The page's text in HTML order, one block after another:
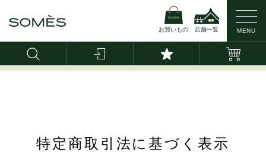
お買いもの 店舗一覧 MENU
LINE公式アカウント ｜アンケート回答で【ネ
特定商取引法に基づく表示